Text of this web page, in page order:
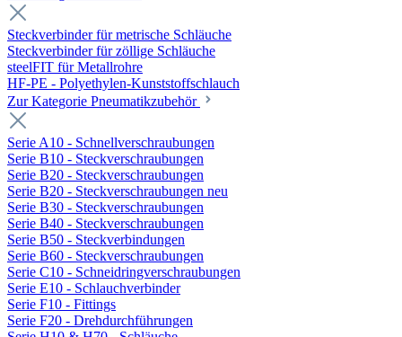
Steckverbinder für metrische Schläuche
Steckverbinder für zöllige Schläuche
steelFIT für Metallrohre
HF-PE - Polyethylen-Kunststoffschlauch
Zur Kategorie Pneumatikzubehör
Serie A10 - Schnellverschraubungen
Serie B10 - Steckverschraubungen
Serie B20 - Steckverschraubungen
Serie B20 - Steckverschraubungen neu
Serie B30 - Steckverschraubungen
Serie B40 - Steckverschraubungen
Serie B50 - Steckverbindungen
Serie B60 - Steckverschraubungen
Serie C10 - Schneidringverschraubungen
Serie E10 - Schlauchverbinder
Serie F10 - Fittings
Serie F20 - Drehdurchführungen